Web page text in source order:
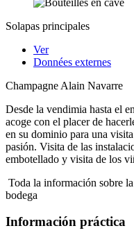
Solapas principales
Ver
Données externes
Champagne Alain Navarre
Desde la vendimia hasta el
acoge con el placer de
en su dominio para una
pasión. Visita de las
embotellado y visita de los
Toda la información sobre
bodega
Información práctica